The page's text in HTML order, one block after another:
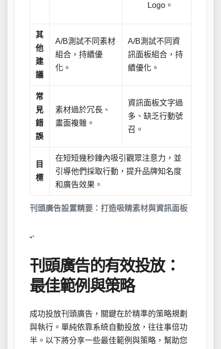
刊頭廣告設置精要：打造吸睛素材與資訊面板
Logo。
其
他
建
議
A/B測試不同素材
組合，持續優
化。
A/B測試不同資
訊面板組合，持
續優化。
常
見
錯
誤
素材過於冗長、
畫面複雜。
資訊面板文字過
多、缺乏行動號
召。
目
標
在短短幾秒鐘內吸引觀眾注意力，並
引導他們採取行動，提升品牌知名度
和廣告效果。
“`
刊頭廣告的有效投放：
最佳範例與策略
成功投放刊頭廣告，關鍵在於精準的策略規劃
與執行。單純依靠系統自動投放，往往事倍功
半。以下將分享一些最佳範例與策略，幫助您